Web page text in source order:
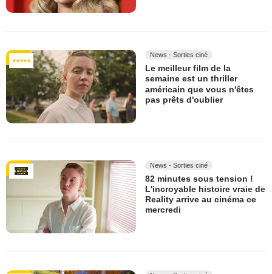
News - Sorties ciné
Le meilleur film de la
semaine est un thriller
américain que vous n'êtes
pas prêts d'oublier
News - Sorties ciné
82 minutes sous tension !
L'incroyable histoire vraie de
Reality arrive au cinéma ce
mercredi